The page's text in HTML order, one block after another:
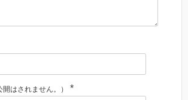
はされません。） *